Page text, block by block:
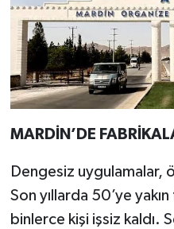
MARDİN’DE
Dengesiz uygulamalar,
Son yıllarda 50’ye
binlerce kişi işsiz kaldı.